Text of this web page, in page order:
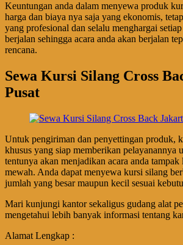
Keuntungan anda dalam menyewa produk
harga dan biaya nya saja yang ekonomis,
yang profesional dan selalu menghargai
berjalan sehingga acara anda akan berjalan
rencana.
Sewa Kursi Silang Cross
Pusat
Untuk pengiriman dan penyettingan produk,
khusus yang siap memberikan pelayanannya
tentunya akan menjadikan acara anda tampak
mewah. Anda dapat menyewa kursi silang
jumlah yang besar maupun kecil sesuai
Mari kunjungi kantor sekaligus gudang alat
mengetahui lebih banyak informasi tentang
Alamat Lengkap :